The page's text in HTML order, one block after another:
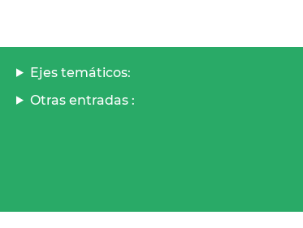
Ejes temáticos:
Otras entradas :